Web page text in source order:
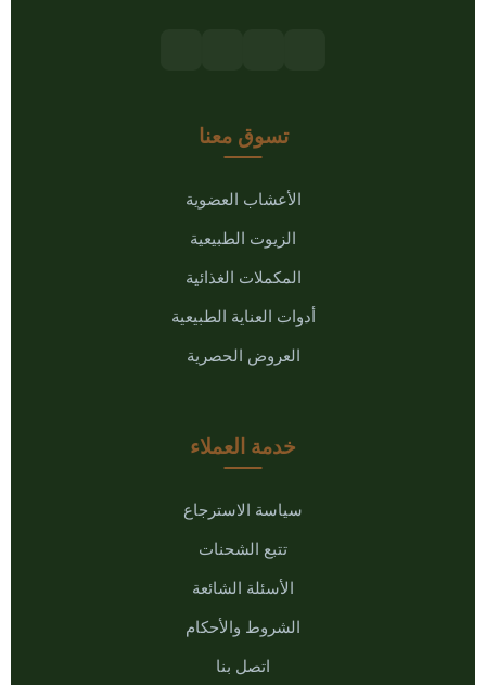
تسوق معنا
الأعشاب العضوية
الزيوت الطبيعية
المكملات الغذائية
أدوات العناية الطبيعية
العروض الحصرية
خدمة العملاء
سياسة الاسترجاع
تتبع الشحنات
الأسئلة الشائعة
الشروط والأحكام
اتصل بنا